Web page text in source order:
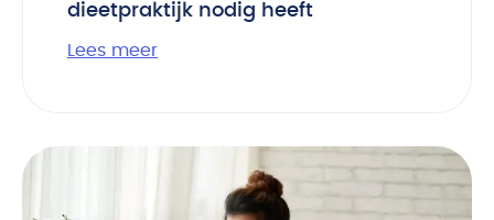
dieetpraktijk nodig heeft
Lees meer